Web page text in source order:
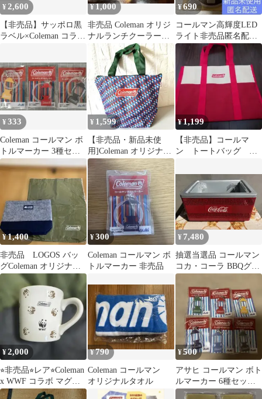
¥ 2,600
【非売品】サッポロ黒
ラベル×Coleman コラボ
¥1,000
非売品 Coleman オリジ
ナルランチクーラーバ
ッグ 大きめ保冷バッグ
¥690
コールマン高輝度LED
ライト非売品匿名配送
新品未使用アウトドア
防災キャンプ
¥333
Coleman コールマン ボ
トルマーカー 3種セッ
ト
¥ 1,599
【非売品・新品未使
用]Coleman オリジナル
クーラーバッグ 保温冷
バッグ
¥1,199
【非売品】コールマ
ン トートバッグ
¥1,400
非売品 LOGOS バッ
グColeman オリジナル
ビッグトート2点セット
¥300
Coleman コールマン ボ
トルマーカー 非売品
¥ 7,480
抽選当選品 コールマン
コカ・コーラ BBQグリ
ル 非売品（激レア）
¥2,000
⭐︎非売品⭐︎レア⭐︎Coleman
x WWF コラボ マグカ
ップ パンダ柄
¥790
Coleman コールマン
オリジナルタオル
¥500
アサヒ コールマン ボト
ルマーカー 6種セット
非売品